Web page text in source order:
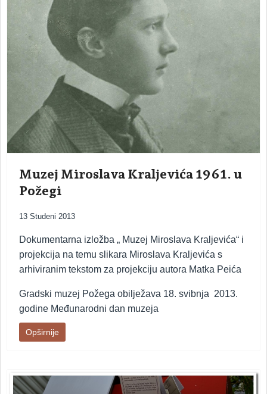
Muzej Miroslava Kraljevića 1961. u
Požegi
13 Studeni 2013
Dokumentarna izložba „ Muzej Miroslava Kraljevića“ i
projekcija na temu slikara Miroslava Kraljevića s
arhiviranim tekstom za projekciju autora Matka Peića
Gradski muzej Požega obilježava 18. svibnja 2013.
godine Međunarodni dan muzeja
Opširnije